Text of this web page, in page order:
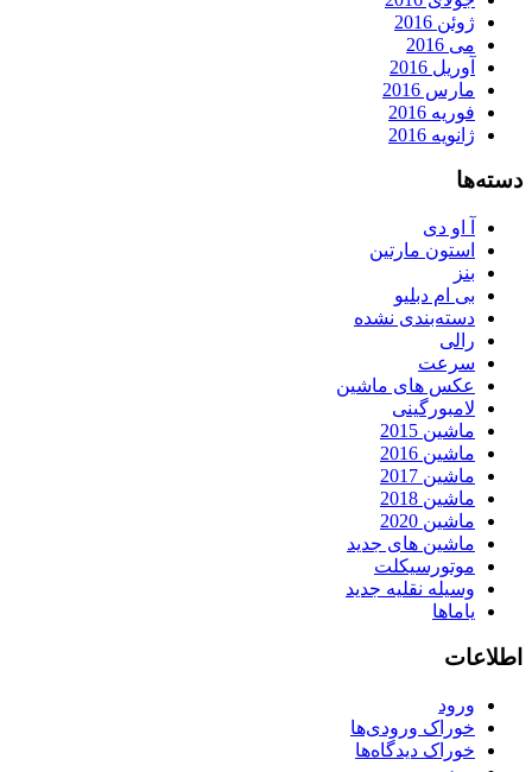
ژوئن 2016
می 2016
آوریل 2016
مارس 2016
فوریه 2016
ژانویه 2016
دسته‌ها
آ او دی
استون مارتین
بنز
بی ام دبلیو
دسته‌بندی نشده
رالی
سرعت
عکس های ماشین
لامبورگینی
ماشین 2015
ماشین 2016
ماشین 2017
ماشین 2018
ماشین 2020
ماشین های جدید
موتورسیکلت
وسیله نقلیه جدید
یاماها
اطلاعات
ورود
خوراک ورودی‌ها
خوراک دیدگاه‌ها